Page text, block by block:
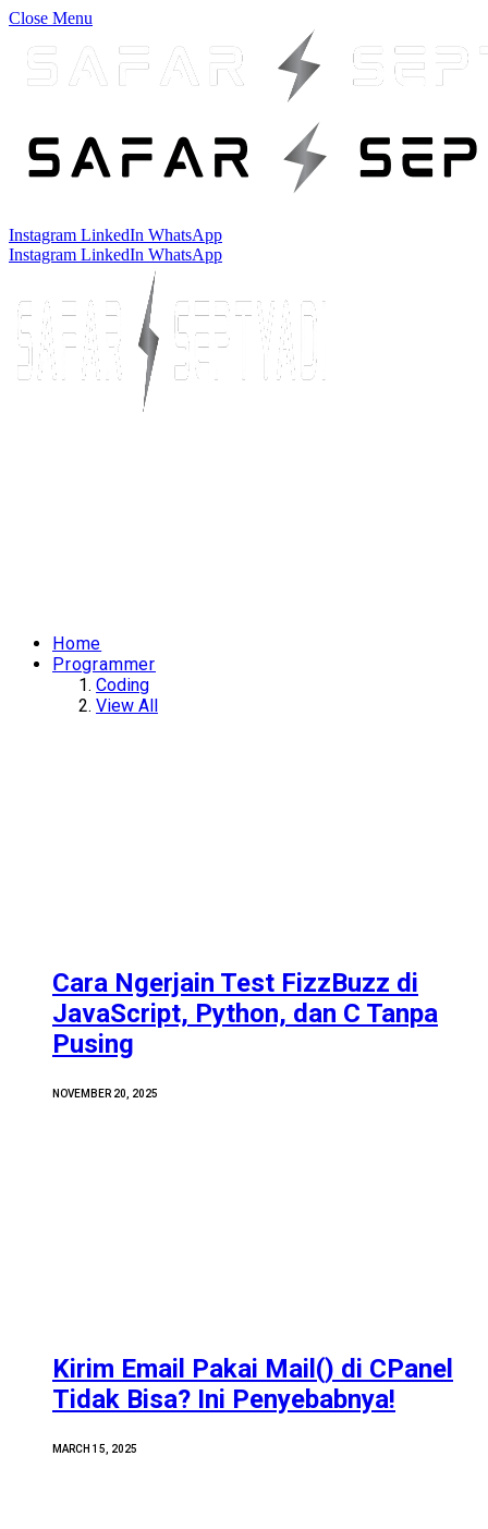
Close Menu
Instagram LinkedIn WhatsApp
Instagram LinkedIn WhatsApp
Home
Programmer
Coding
View All
Cara Ngerjain Test FizzBuzz di
JavaScript, Python, dan C Tanpa
Pusing
NOVEMBER 20, 2025
Kirim Email Pakai Mail() di CPanel
Tidak Bisa? Ini Penyebabnya!
MARCH 15, 2025